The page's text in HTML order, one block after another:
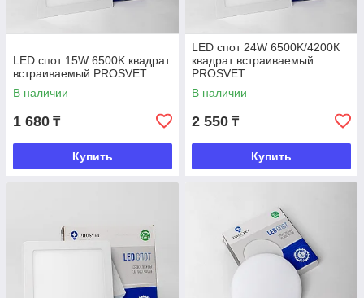
LED спот 15W 6500K квадрат
встраиваемый PROSVET
В наличии
1 680 ₸
Купить
LED спот 24W 6500K/4200К
квадрат встраиваемый
PROSVET
В наличии
2 550 ₸
Купить